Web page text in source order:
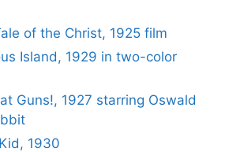
of the Christ, 1925 film
Island, 1929 in two-color
Guns!, 1927 starring Oswald
1930